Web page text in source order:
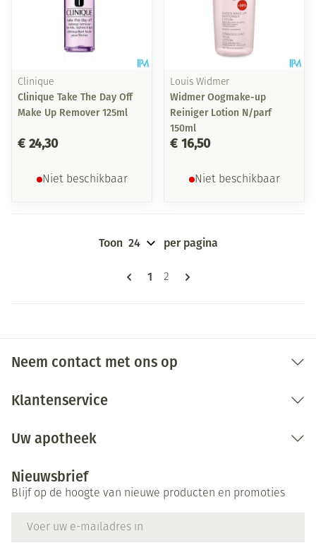
Clinique
Clinique Take The Day Off
Make Up Remover 125ml
€ 24,30
Niet beschikbaar
Louis Widmer
Widmer Oogmake-up
Reiniger Lotion N/parf
150ml
€ 16,50
Niet beschikbaar
Pagina's
U lees momenteel pagina
1 Pagina
2
Toon per pagina
Neem contact met ons op
Klantenservice
Uw apotheek
Nieuwsbrief
Blijf op de hoogte van nieuwe producten en promoties